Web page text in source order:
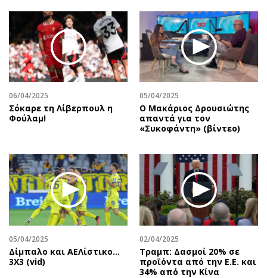
06/04/2025
Σόκαρε τη Λίβερπουλ η
Φούλαμ!
05/04/2025
Ο Μακάριος Δρουσιώτης
απαντά για τον
«Συκοφάντη» (βίντεο)
05/04/2025
Δίμπαλο και ΑΕΛίστικο...
3Χ3 (vid)
02/04/2025
Τραμπ: Δασμοί 20% σε
προϊόντα από την Ε.Ε. και
34% από την Κίνα